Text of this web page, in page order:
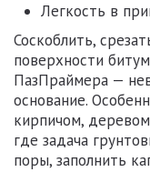
Легкость в
Соскоблить,
поверхности
ПазПраймера —
основание.
кирпичом,
где задача
поры, заполнить